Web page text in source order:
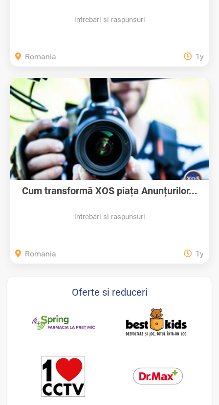
intrebari si raspunsuri
Romania 1y
Cum transformă XOS piața Anunțurilor...
intrebari si raspunsuri
Romania 1y
Oferte si reduceri